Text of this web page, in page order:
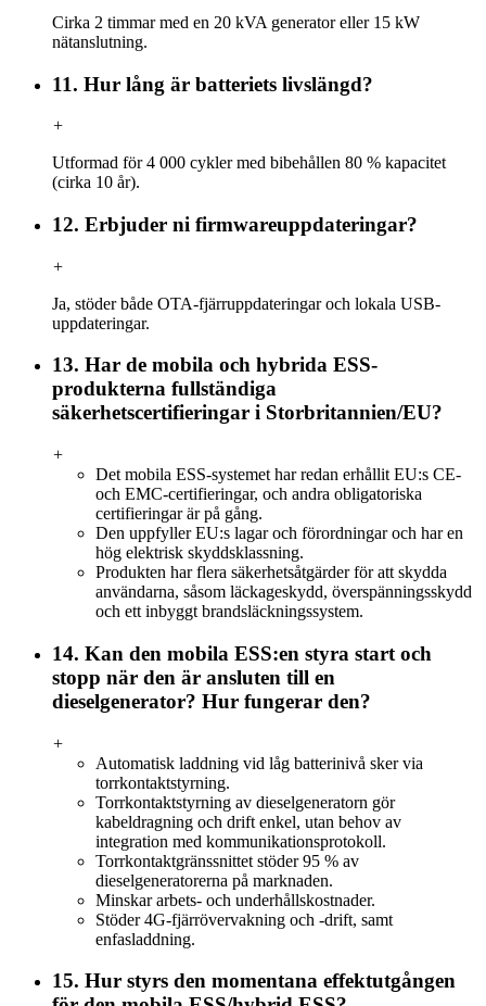
Cirka 2 timmar med en 20 kVA generator eller 15 kW
nätanslutning.
11. Hur lång är batteriets livslängd?
+
Utformad för 4 000 cykler med bibehållen 80 % kapacitet
(cirka 10 år).
12. Erbjuder ni firmwareuppdateringar?
+
Ja, stöder både OTA-fjärruppdateringar och lokala USB-
uppdateringar.
13. Har de mobila och hybrida ESS-
produkterna fullständiga
säkerhetscertifieringar i Storbritannien/EU?
+
Det mobila ESS-systemet har redan erhållit EU:s CE-
och EMC-certifieringar, och andra obligatoriska
certifieringar är på gång.
Den uppfyller EU:s lagar och förordningar och har en
hög elektrisk skyddsklassning.
Produkten har flera säkerhetsåtgärder för att skydda
användarna, såsom läckageskydd, överspänningsskydd
och ett inbyggt brandsläckningssystem.
14. Kan den mobila ESS:en styra start och
stopp när den är ansluten till en
dieselgenerator? Hur fungerar den?
+
Automatisk laddning vid låg batterinivå sker via
torrkontaktstyrning.
Torrkontaktstyrning av dieselgeneratorn gör
kabeldragning och drift enkel, utan behov av
integration med kommunikationsprotokoll.
Torrkontaktgränssnittet stöder 95 % av
dieselgeneratorerna på marknaden.
Minskar arbets- och underhållskostnader.
Stöder 4G-fjärrövervakning och -drift, samt
enfasladdning.
15. Hur styrs den momentana effektutgången